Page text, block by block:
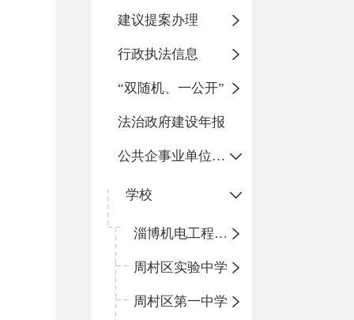
建议提案办理
行政执法信息
“双随机、一公开”
法治政府建设年报
公共企事业单位信息公开
学校
淄博机电工程学校
周村区实验中学
周村区第一中学